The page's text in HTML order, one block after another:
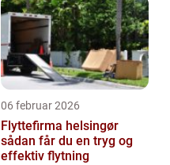
06 februar 2026
Flyttefirma helsingør
sådan får du en tryg og
effektiv flytning